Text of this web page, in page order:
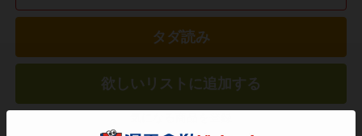
タダ読み
欲しいリストに追加する